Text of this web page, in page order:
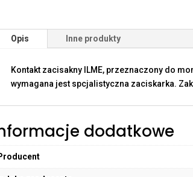
Opis Inne produkty
Kontakt zacisakny ILME, przeznaczony do
wymagana jest spcjalistyczna zaciskarka.
dodatkowe